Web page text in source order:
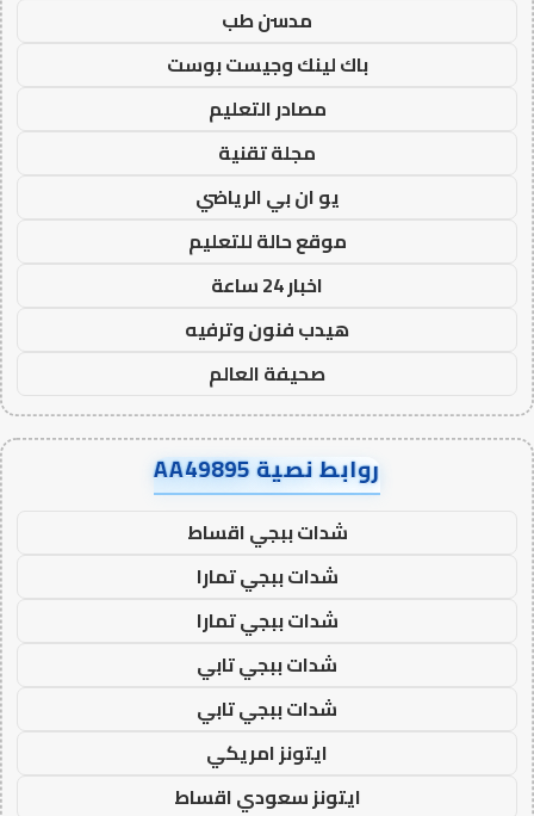
مدسن طب
باك لينك وجيست بوست
مصادر التعليم
مجلة تقنية
يو ان بي الرياضي
موقع حالة للتعليم
اخبار 24 ساعة
هيدب فنون وترفيه
صحيفة العالم
روابط نصية AA49895
شدات ببجي اقساط
شدات ببجي تمارا
شدات ببجي تمارا
شدات ببجي تابي
شدات ببجي تابي
ايتونز امريكي
ايتونز سعودي اقساط